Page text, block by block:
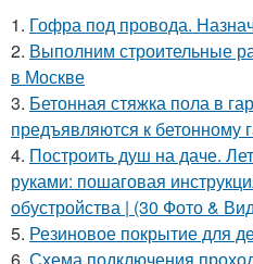
1. Гофра под провода.
2. Выполним строительные
в Москве
3. Бетонная стяжка пола в
предъявляются к бетонному
4. Построить душ на даче.
руками: пошаговая
обустройства | (30 Фото &
5. Резиновое покрытие для
6. Схема подключения